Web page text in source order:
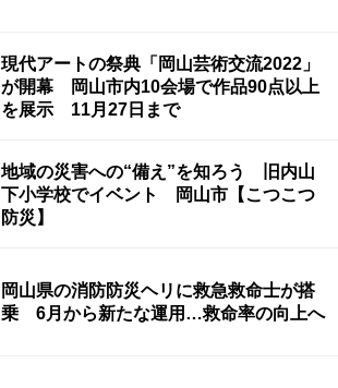
現代アートの祭典「岡山芸術交流2022」
が開幕 岡山市内10会場で作品90点以上
を展示 11月27日まで
地域の災害への“備え”を知ろう 旧内山
下小学校でイベント 岡山市【こつこつ
防災】
岡山県の消防防災ヘリに救急救命士が搭
乗 6月から新たな運用…救命率の向上へ